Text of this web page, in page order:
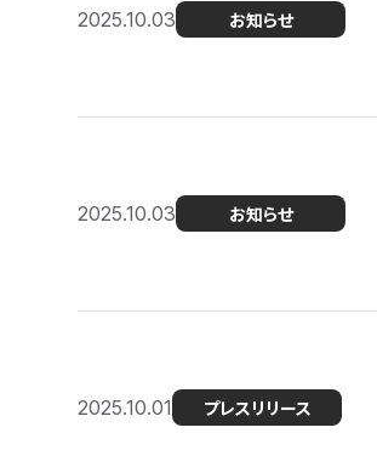
2025.10.03 お知らせ
2025.10.03 お知らせ
2025.10.01 プレスリリース